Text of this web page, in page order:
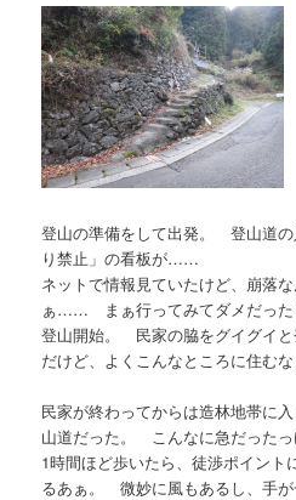
登山の準備をして出発。 登山道の
り禁止」の看板が……
ネットで情報見ていたけど、崩落
ぁ…… まぁ行ってみてダメだった
登山開始。 民家の脇をグイグイ
だけど、よくこんなところに住むな
民家が終わってからは造林地帯に
山道だった。 こんなに急だったっ
1時間ほど歩いたら、徒渉ポイン
るあぁ。 微妙に風もあるし、手が